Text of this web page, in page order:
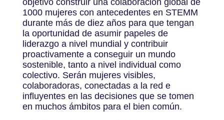
1000 mujeres con antecedentes en STEMM
durante más de diez años para que tengan
la oportunidad de asumir papeles de
liderazgo a nivel mundial y contribuir
proactivamente a conseguir un mundo
sostenible, tanto a nivel individual como
colectivo. Serán mujeres visibles,
colaboradoras, conectadas a la red e
influyentes en las decisiones que se tomen
en muchos ámbitos para el bien común.